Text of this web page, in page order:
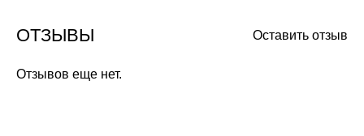
Оставить отзыв
ОТЗЫВЫ
Отзывов еще нет.